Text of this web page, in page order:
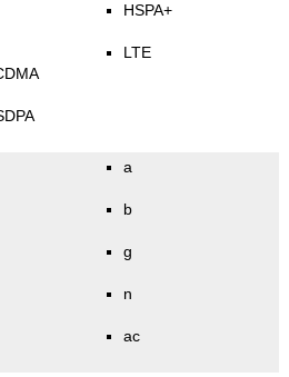
HSPA+
LTE
a
b
g
n
ac